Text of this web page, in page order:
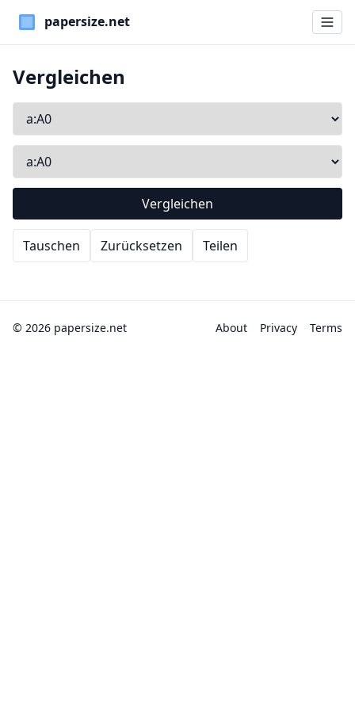
Paper Sizes
Vergleichen
Vergleichen
Tauschen Zurücksetzen Teilen
© 2026 papersize.net About Privacy Terms